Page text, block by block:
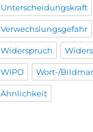
Unterscheidungskraft
Verwechslungsgefahr
Widerspruch
WIPO Wort-/
Ähnlichkeit